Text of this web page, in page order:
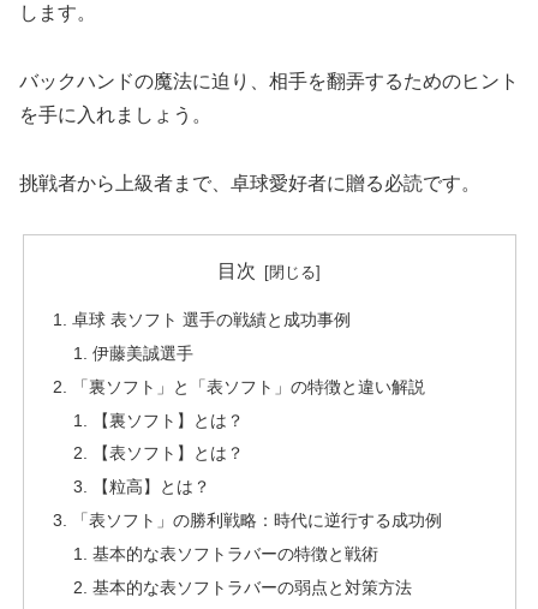
します。
バックハンドの魔法に迫り、相手を翻弄するためのヒント
を手に入れましょう。
挑戦者から上級者まで、卓球愛好者に贈る必読です。
目次
卓球 表ソフト 選手の戦績と成功事例
伊藤美誠選手
「裏ソフト」と「表ソフト」の特徴と違い解説
【裏ソフト】とは？
【表ソフト】とは？
【粒高】とは？
「表ソフト」の勝利戦略：時代に逆行する成功例
基本的な表ソフトラバーの特徴と戦術
基本的な表ソフトラバーの弱点と対策方法